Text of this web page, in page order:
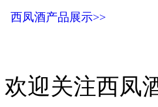
西凤酒产品展示>>
欢迎关注西凤